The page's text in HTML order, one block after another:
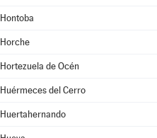
Hontoba
Horche
Hortezuela de Océn
Huérmeces del Cerro
Huertahernando